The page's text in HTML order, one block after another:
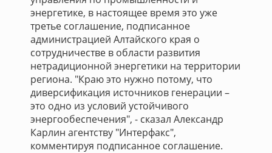
энергетике, в настоящее время это уже
третье соглашение, подписанное
администрацией Алтайского края о
сотрудничестве в области развития
нетрадиционной энергетики на территории
региона. "Краю это нужно потому, что
диверсификация источников генерации –
это одно из условий устойчивого
энергообеспечения", - сказал Александр
Карлин агентству "Интерфакс",
комментируя подписанное соглашение.